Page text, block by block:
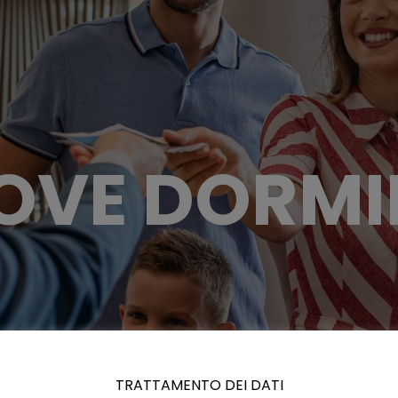
TRATTAMENTO DEI DATI